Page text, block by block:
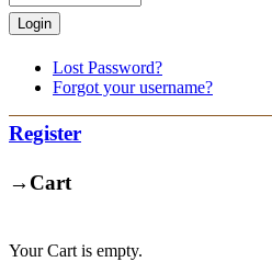
Lost Password?
Forgot your username?
Register
→ Cart
Your Cart is empty.